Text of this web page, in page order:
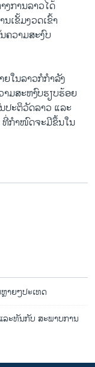
ງ​ການ​ລາວ​ໄດ້​
ເຂັ້ມງວດ​ເຂົ້າ​
ຄວາມ​ສະ​ງົບ
ໃນ​ລາວ​ກໍກໍາລັງ​
ມ​ສະຫງົບ​ຮຽບຮ້ອຍ​
ປະຕິວັດ​ລາວ ​ແລະ​
ທີ່​ກໍາ​ໜົດ​ຈະ​ມີ​ຂຶ້ນ​ໃນ​
າຍໆປະເທດ
ລະທັນກັບ ສະພາບການ